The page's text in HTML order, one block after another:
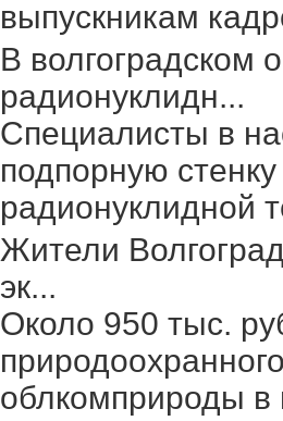
выпускникам
В волгоградском
радионуклидн...
Специалисты в
подпорную
радионуклидной
Жители
эк...
Около 950 тыс.
облкомприроды в